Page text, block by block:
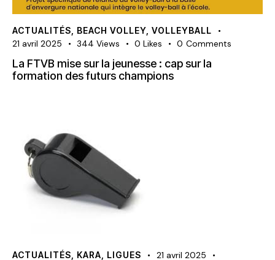
ACTUALITÉS, BEACH VOLLEY, VOLLEYBALL
21 avril 2025 344 Views 0 Likes 0 Comments
La FTVB mise sur la jeunesse : cap sur la
formation des futurs champions
ACTUALITÉS, KARA, LIGUES
21 avril 2025